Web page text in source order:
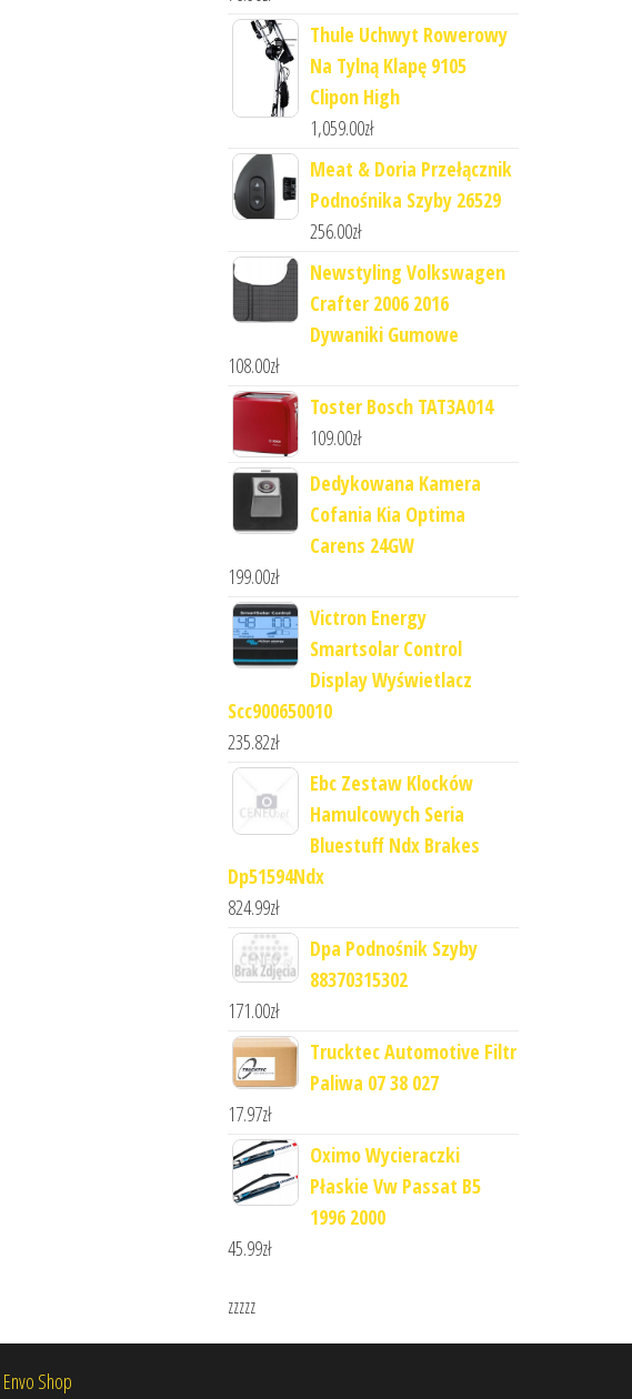
Thule Uchwyt Rowerowy
Na Tylną Klapę 9105
Clipon High
1,059.00zł
Meat & Doria Przełącznik
Podnośnika Szyby 26529
256.00zł
Newstyling Volkswagen
Crafter 2006 2016
Dywaniki Gumowe
108.00zł
Toster Bosch TAT3A014
109.00zł
Dedykowana Kamera
Cofania Kia Optima
Carens 24GW
199.00zł
Victron Energy
Smartsolar Control
Display Wyświetlacz
Scc900650010
235.82zł
Ebc Zestaw Klocków
Hamulcowych Seria
Bluestuff Ndx Brakes
Dp51594Ndx
824.99zł
Dpa Podnośnik Szyby
88370315302
171.00zł
Trucktec Automotive Filtr
Paliwa 07 38 027
17.97zł
Oximo Wycieraczki
Płaskie Vw Passat B5
1996 2000
45.99zł
zzzzz
Envo Shop